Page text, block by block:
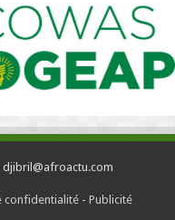
confidentialité- Publicité